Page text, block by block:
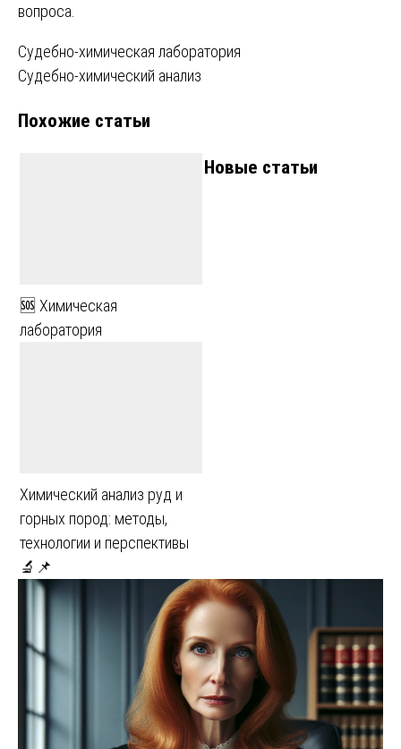
вопроса.
Навигация
по
записям
Судебно-химическая лаборатория
Судебно-химический анализ
Похожие статьи
🆘 Химическая
лаборатория
Химический анализ руд и
горных пород: методы,
технологии и перспективы
🔬📌
Новые статьи